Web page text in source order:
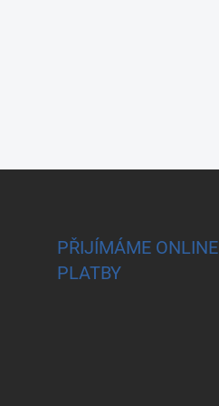
PŘIJÍMÁME ONLINE
PLATBY